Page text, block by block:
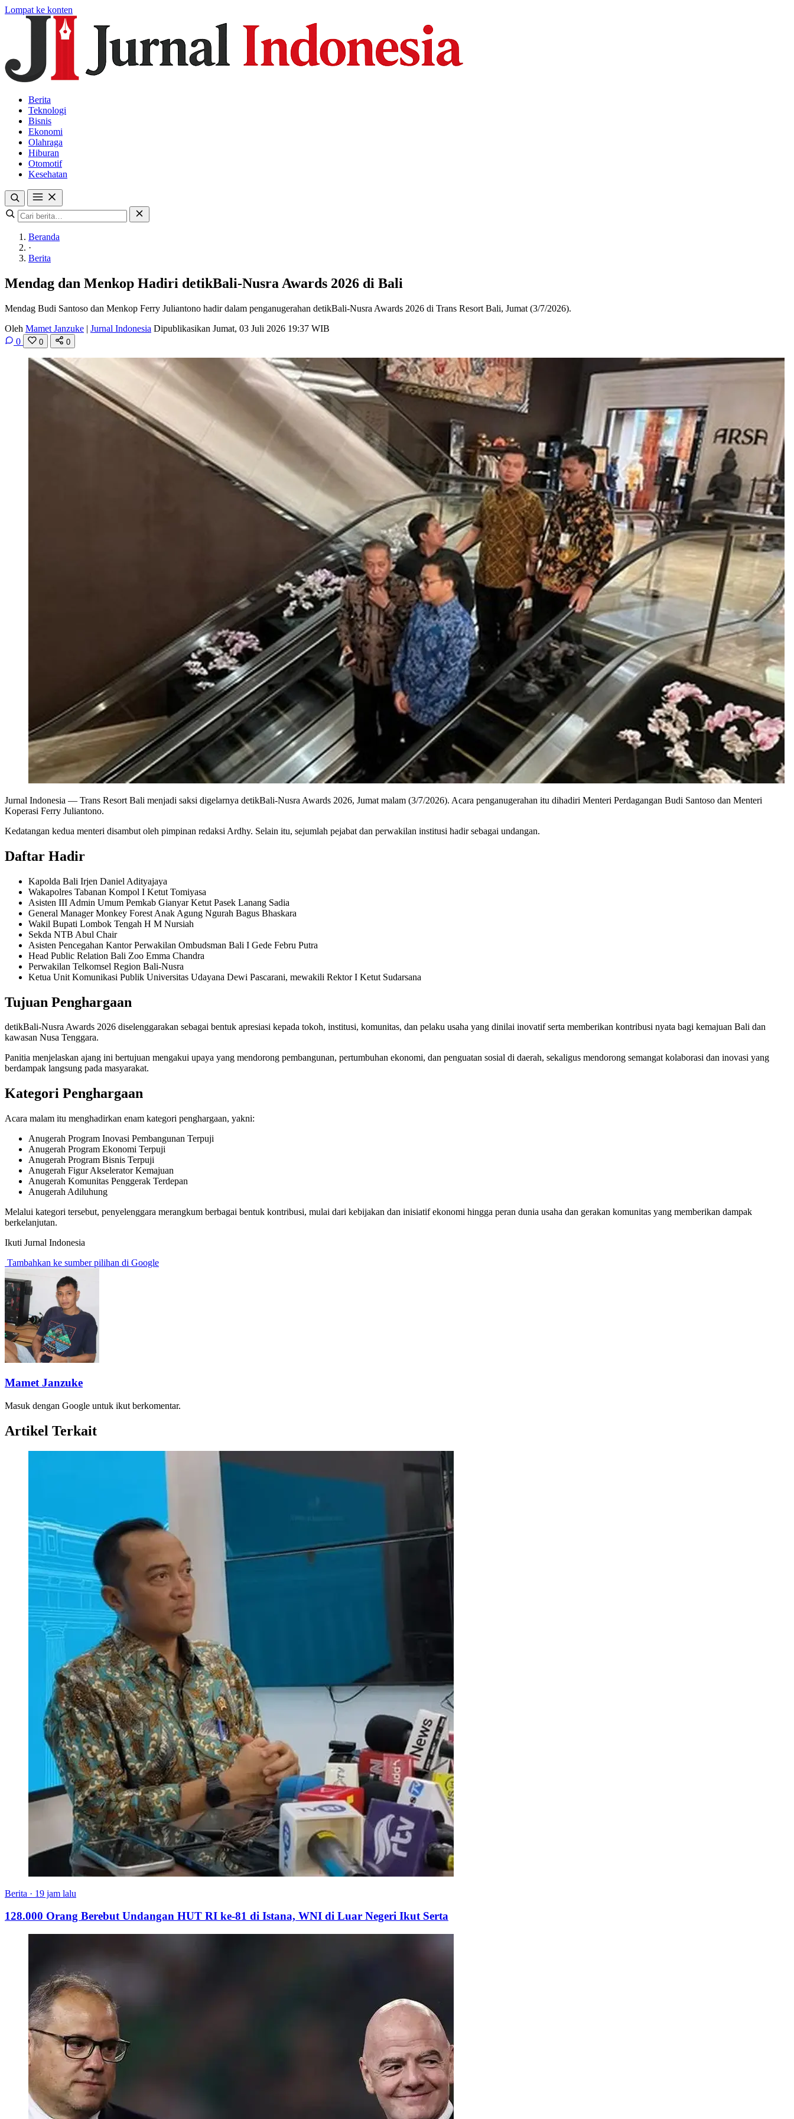
Lompat ke konten
Berita
Teknologi
Bisnis
Ekonomi
Olahraga
Hiburan
Otomotif
Kesehatan
Beranda
·
Berita
Mendag dan Menkop Hadiri detikBali-Nusra Awards 2026 di Bali
Mendag Budi Santoso dan Menkop Ferry Juliantono hadir dalam penganugerahan detikBali-Nusra Awards 2026 di Trans Resort Bali, Jumat (3/7/2026).
Oleh Mamet Janzuke | Jurnal Indonesia Dipublikasikan Jumat, 03 Juli 2026 19:37 WIB
0
0 0
Jurnal Indonesia — Trans Resort Bali menjadi saksi digelarnya detikBali-Nusra Awards 2026, Jumat malam (3/7/2026). Acara penganugerahan itu dihadiri Menteri Perdagangan Budi Santoso dan Menteri
Koperasi Ferry Juliantono.
Kedatangan kedua menteri disambut oleh pimpinan redaksi Ardhy. Selain itu, sejumlah pejabat dan perwakilan institusi hadir sebagai undangan.
Daftar Hadir
Kapolda Bali Irjen Daniel Adityajaya
Wakapolres Tabanan Kompol I Ketut Tomiyasa
Asisten III Admin Umum Pemkab Gianyar Ketut Pasek Lanang Sadia
General Manager Monkey Forest Anak Agung Ngurah Bagus Bhaskara
Wakil Bupati Lombok Tengah H M Nursiah
Sekda NTB Abul Chair
Asisten Pencegahan Kantor Perwakilan Ombudsman Bali I Gede Febru Putra
Head Public Relation Bali Zoo Emma Chandra
Perwakilan Telkomsel Region Bali-Nusra
Ketua Unit Komunikasi Publik Universitas Udayana Dewi Pascarani, mewakili Rektor I Ketut Sudarsana
Tujuan Penghargaan
detikBali-Nusra Awards 2026 diselenggarakan sebagai bentuk apresiasi kepada tokoh, institusi, komunitas, dan pelaku usaha yang dinilai inovatif serta memberikan kontribusi nyata bagi kemajuan Bali dan
kawasan Nusa Tenggara.
Panitia menjelaskan ajang ini bertujuan mengakui upaya yang mendorong pembangunan, pertumbuhan ekonomi, dan penguatan sosial di daerah, sekaligus mendorong semangat kolaborasi dan inovasi yang
berdampak langsung pada masyarakat.
Kategori Penghargaan
Acara malam itu menghadirkan enam kategori penghargaan, yakni:
Anugerah Program Inovasi Pembangunan Terpuji
Anugerah Program Ekonomi Terpuji
Anugerah Program Bisnis Terpuji
Anugerah Figur Akselerator Kemajuan
Anugerah Komunitas Penggerak Terdepan
Anugerah Adiluhung
Melalui kategori tersebut, penyelenggara merangkum berbagai bentuk kontribusi, mulai dari kebijakan dan inisiatif ekonomi hingga peran dunia usaha dan gerakan komunitas yang memberikan dampak
berkelanjutan.
Ikuti Jurnal Indonesia
Tambahkan ke sumber pilihan di Google
Mamet Janzuke
Masuk dengan Google untuk ikut berkomentar.
Artikel Terkait
Berita · 19 jam lalu
128.000 Orang Berebut Undangan HUT RI ke-81 di Istana, WNI di Luar Negeri Ikut Serta